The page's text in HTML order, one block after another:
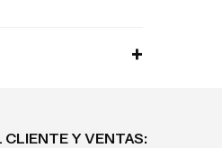
CLIENTE Y VENTAS: